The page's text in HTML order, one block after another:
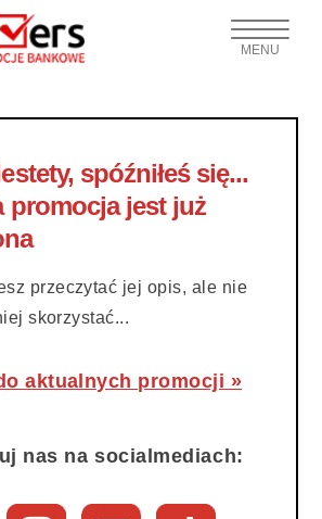
MENU
spóźniłeś się...
promocja jest już
przeczytać jej opis, ale nie
skorzystać...
aktualnych promocji »
nas na socialmediach: